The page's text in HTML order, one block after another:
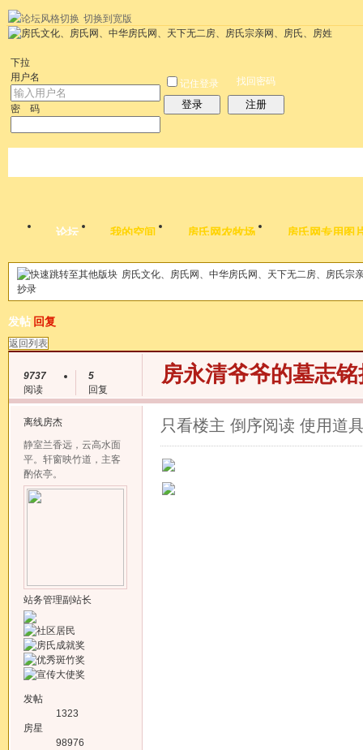
切换到宽版
下拉
用户名
密 码
记住登录
登录
找回密码
注册
论坛 我的空间 房氏网农牧场 房氏网专用图
房氏文化、房氏网、中华房氏网、天下无二房、房氏宗
抄录
发帖 回复
返回列表
9737
阅读
5
回复
房永清爷爷的墓志
离线房杰
静室兰香远，云高水面
平。轩窗映竹道，主客
酌依亭。
站务管理副站长
发帖
1323
房星
98976
只看楼主 倒序阅读 使用道